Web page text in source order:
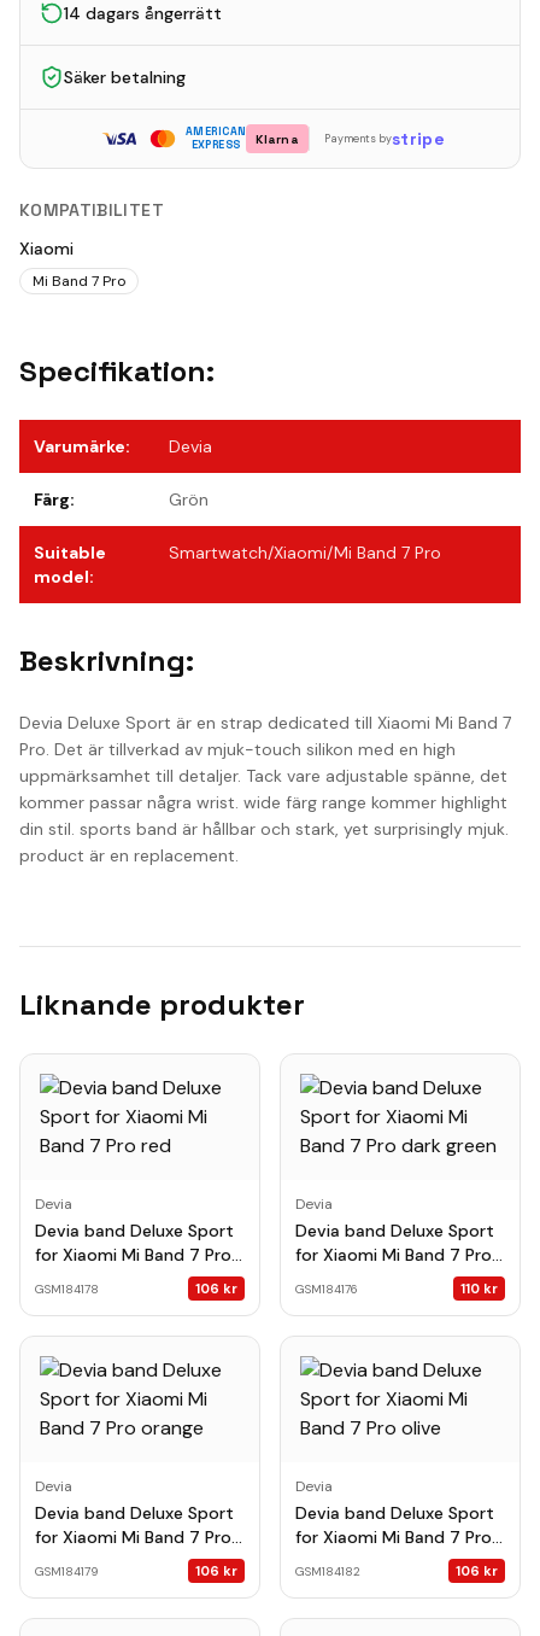
14 dagars ångerrätt
Säker betalning
AMERICAN
EXPRESS
Klarna Payments bystripe
KOMPATIBILITET
Xiaomi
Mi Band 7 Pro
Specifikation:
Varumärke: Devia
Färg: Grön
Suitable
model:
Smartwatch/Xiaomi/Mi Band 7 Pro
Beskrivning:
Devia Deluxe Sport är en strap dedicated till Xiaomi Mi Band 7
Pro. Det är tillverkad av mjuk-touch silikon med en high
uppmärksamhet till detaljer. Tack vare adjustable spänne, det
kommer passar några wrist. wide färg range kommer highlight
din stil. sports band är hållbar och stark, yet surprisingly mjuk.
product är en replacement.
Liknande produkter
Devia
Devia band Deluxe Sport
for Xiaomi Mi Band 7 Pro
GSM184178 106 kr
Devia
Devia band Deluxe Sport
for Xiaomi Mi Band 7 Pro
GSM184176 110 kr
Devia
Devia band Deluxe Sport
for Xiaomi Mi Band 7 Pro
GSM184179 106 kr
Devia
Devia band Deluxe Sport
for Xiaomi Mi Band 7 Pro
GSM184182 106 kr